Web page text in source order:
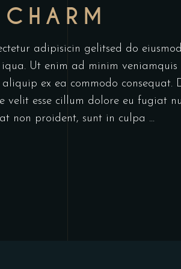
adipisicin gelitsed do
Ut enim ad minim veniamquis
ex ea commodo consequat.
velit esse cillum dolore eu fugiat
non proident, sunt in culpa